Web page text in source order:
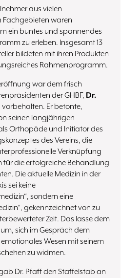
aus vielen
Fachgebieten waren
ein buntes und spannendes
zu erleben. Insgesamt 13
bildeten mit ihren Produkten
Rahmenprogramm.
war dem frisch
der GHBF, Dr.
vorbehalten. Er betonte,
seinen langjährigen
Orthopäde und Initiator des
des Vereins, die
Verknüpfung
für die erfolgreiche Behandlung
Die aktuelle Medizin in der
sei keine
sondern eine
gekennzeichnet von zu
Zeit. Das lasse dem
sich im Gespräch dem
Wesen mit seinem
zu widmen.
Dr. Pfaff den Staffelstab an